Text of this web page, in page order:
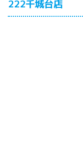
222千城台店